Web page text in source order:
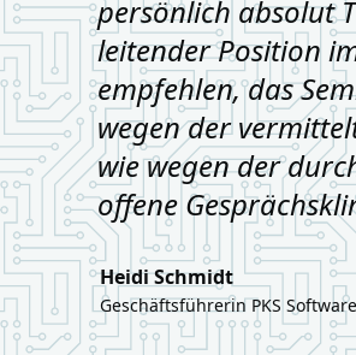
persönlich absolut
leitender Position
empfehlen, das
wegen der
wie wegen der
offene
Heidi Schmidt
Geschäftsführerin PKS Software